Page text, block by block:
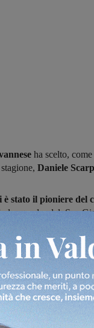
ha scelto,
Daniele
è stato il pioniere del
la squadra del San
posto in A2
sono arrivate a giocare
sono valsi la chiamata
Giovanni calcio a 5
i dirigenti
lavora sul settore